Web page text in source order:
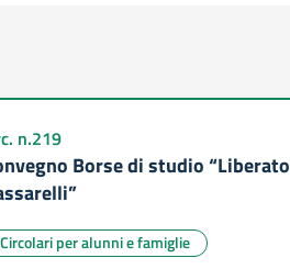
n.219
Borse di studio “Liberato
Circolari per alunni e famiglie